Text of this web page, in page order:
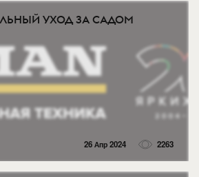
УХОД ЗА САДОМ
26 Апр 2024 2263